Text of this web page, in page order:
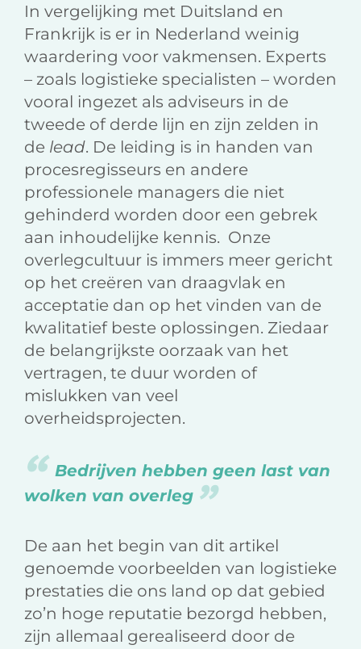
In vergelijking met Duitsland en
Frankrijk is er in Nederland weinig
waardering voor vakmensen. Experts
– zoals logistieke specialisten – worden
vooral ingezet als adviseurs in de
tweede of derde lijn en zijn zelden in
de lead. De leiding is in handen van
procesregisseurs en andere
professionele managers die niet
gehinderd worden door een gebrek
aan inhoudelijke kennis. Onze
overlegcultuur is immers meer gericht
op het creëren van draagvlak en
acceptatie dan op het vinden van de
kwalitatief beste oplossingen. Ziedaar
de belangrijkste oorzaak van het
vertragen, te duur worden of
mislukken van veel
overheidsprojecten.
Bedrijven hebben geen last van
wolken van overleg
De aan het begin van dit artikel
genoemde voorbeelden van logistieke
prestaties die ons land op dat gebied
zo’n hoge reputatie bezorgd hebben,
zijn allemaal gerealiseerd door de